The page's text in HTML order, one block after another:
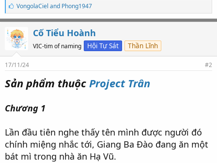
S
ố
l
ư
ợ
t
t
í
h
VongolaCiel and Phong1947
Cố Tiểu Hoành
VIC-tim of naming Hội Tự Sát Thần Lĩnh
17/11/24 #2
Sản phẩm thuộc Project Trân
Chương 1
Lần đầu tiên nghe thấy tên mình được người đó
chính miệng nhắc tới, Giang Ba Đào đang ăn một
bát mì trong nhà ăn Hạ Vũ.